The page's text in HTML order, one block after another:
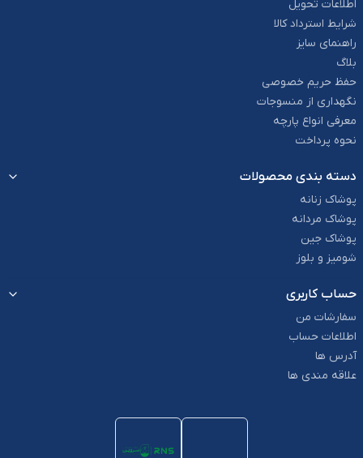
اطلاعات تحویل
شرایط استرداد کالا
راهنمای سایز
بلاگ
حفظ حریم خصوصی
نگهداری از منسوجات
معرفی انواع پارچه
نحوه پرداخت
دسته بندی محصولات
پوشاک زنانه
پوشاک مردانه
پوشاک جین
شومیز و بلوز
حساب کاربری
سفارشات من
اطلاعات حساب
آدرس ها
علاقه مندی ها